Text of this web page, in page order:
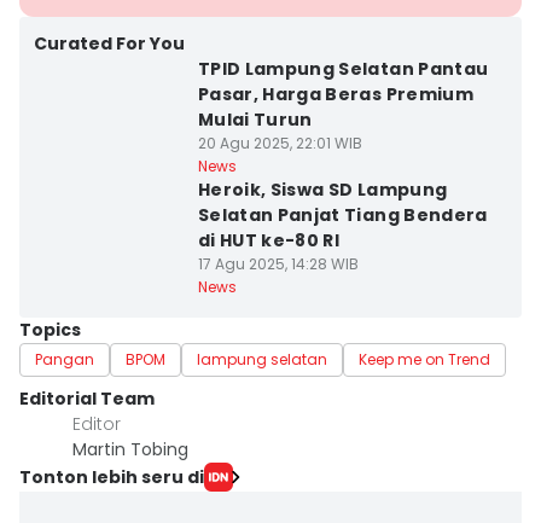
Curated For You
TPID Lampung Selatan Pantau
Pasar, Harga Beras Premium
Mulai Turun
20 Agu 2025, 22:01 WIB
News
Heroik, Siswa SD Lampung
Selatan Panjat Tiang Bendera
di HUT ke-80 RI
17 Agu 2025, 14:28 WIB
News
Topics
Pangan BPOM lampung selatan Keep me on Trend
Editorial Team
Editor
Martin Tobing
Tonton lebih seru di